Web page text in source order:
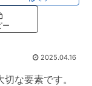
ー
2025.04.16
な要素です。